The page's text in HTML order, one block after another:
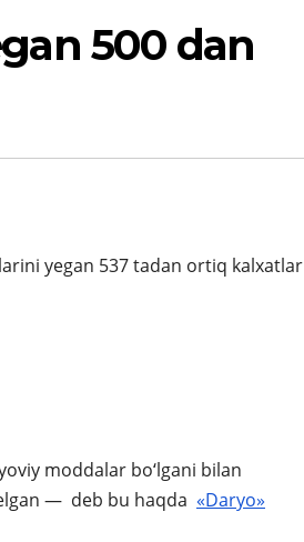
500 dan
yegan 537 tadan ortiq kalxatlar
moddalar bo‘lgani bilan
— deb bu haqda «Daryo»